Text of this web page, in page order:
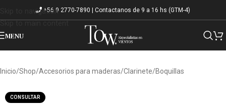
Skip to navigation
Skip to main content
+56 9 2770-7890 | Contactanos de 9 a 16 hs (GTM-4)
MENU
Inicio/Shop/Accesorios para maderas/Clarinete/Boquillas
CONSULTAR